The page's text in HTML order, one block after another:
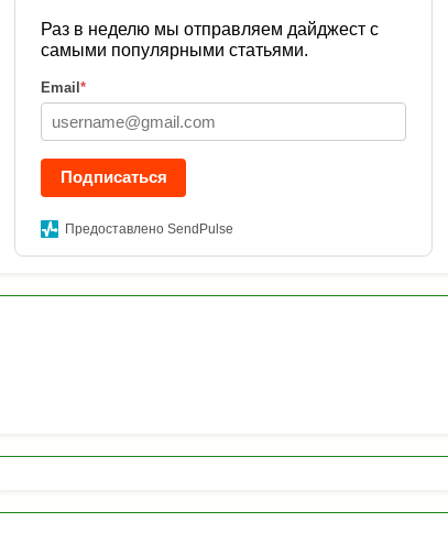
Раз в неделю мы отправляем дайджест с
самыми популярными статьями.
Email *
Подписаться
Предоставлено SendPulse